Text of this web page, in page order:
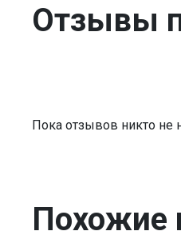
Отзывы
Пока отзывов никто не
Похожие